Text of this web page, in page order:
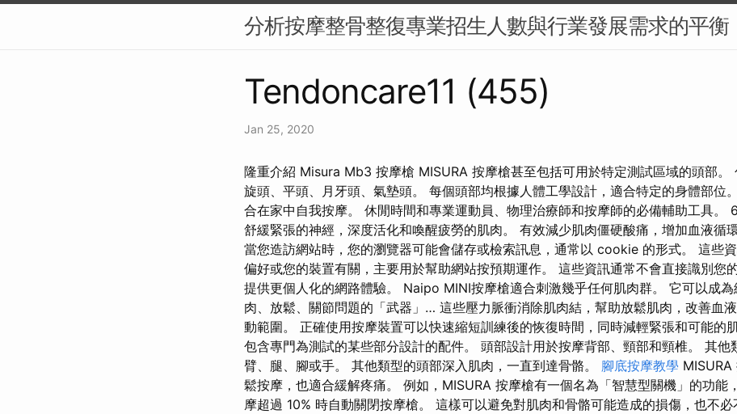
分析按摩整骨整復專業招生人數與行業發展需求的平衡
Tendoncare11 (455)
Jan 25, 2020
隆重介紹 Misura Mb3 按摩槍 MISURA 按摩槍甚至包括可用於特定測試區域的頭部。
旋頭、平頭、月牙頭、氣墊頭。 每個頭部均根據人體工學設計，適合特定的身體部位
合在家中自我按摩。 休閒時間和專業運動員、物理治療師和按摩師的必備輔助工具。
舒緩緊張的神經，深度活化和喚醒疲勞的肌肉。 有效減少肌肉僵硬酸痛，增加血液循
當您造訪網站時，您的瀏覽器可能會儲存或檢索訊息，通常以 cookie 的形式。 這些
偏好或您的裝置有關，主要用於幫助網站按預期運作。 這些資訊通常不會直接識別您
提供更個人化的網路體驗。 Naipo MINI按摩槍適合刺激幾乎任何肌肉群。 它可以成
肉、放鬆、關節問題的「武器」… 這些壓力脈衝消除肌肉結，幫助放鬆肌肉，改善血
動範圍。 正確使用按摩裝置可以快速縮短訓練後的恢復時間，同時減輕緊張和可能的
包含專門為測試的某些部分設計的配件。 頭部設計用於按摩背部、頸部和頸椎。 其他
臂、腿、腳或手。 其他類型的頭部深入肌肉，一直到達骨骼。 腳底按摩教學
鬆按摩，也適合緩解疼痛。 例如，MISURA 按摩槍有一個名為「智慧型關機」的功能
摩超過 10% 時自動關閉按摩槍。 這樣可以避免對肌肉和骨骼可能造成的損傷，也不